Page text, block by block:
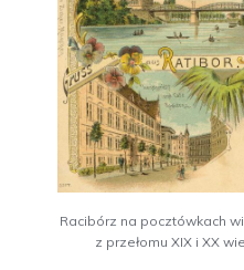
Racibórz na pocztówkach
z przełomu XIX i XX